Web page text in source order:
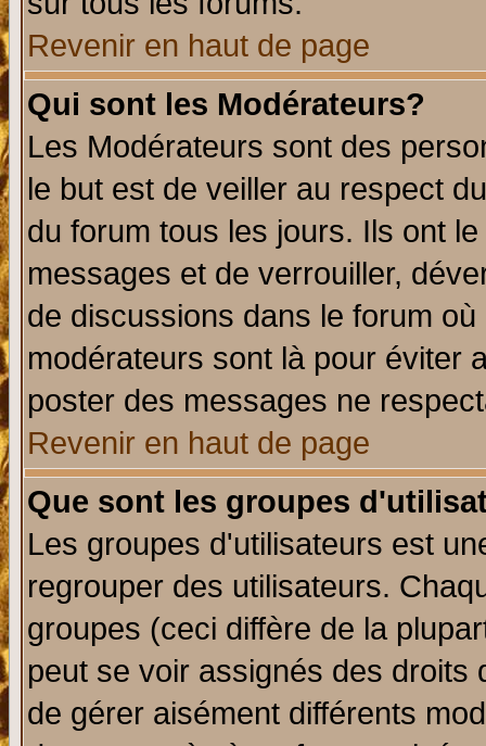
Revenir en haut de page
Qui sont les Modérateurs?
Les Modérateurs sont des
le but est de veiller au respect
du forum tous les jours. Ils ont
messages et de verrouiller,
de discussions dans le forum
modérateurs sont là pour éviter
poster des messages ne
Revenir en haut de page
Que sont les groupes
Les groupes d'utilisateurs est
regrouper des utilisateurs.
groupes (ceci diffère de la
peut se voir assignés des
de gérer aisément différents